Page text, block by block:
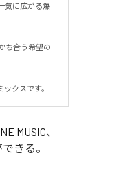
気に広がる爆
ち合う希望の
クスです。
MUSIC、
きる。